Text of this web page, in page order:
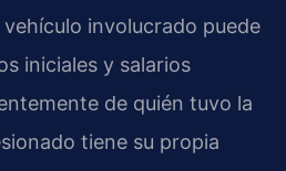
involucrado puede
iniciales y salarios
de quién tuvo la
tiene su propia